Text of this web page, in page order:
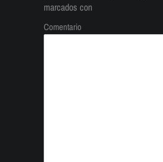
marcados con
Comentario